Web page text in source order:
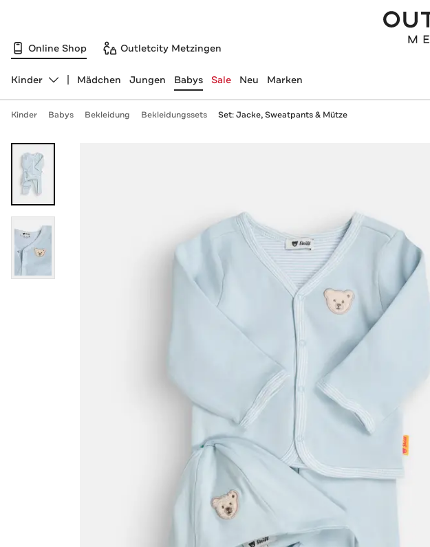
Online Shop Outletcity Metzingen
Abteilung ändern, ausgewählt:
Kinder Mädchen Jungen Babys Sale Neu Marken
Kinder Babys Bekleidung Bekleidungssets Set: Jacke, Sweatpants & Mütze